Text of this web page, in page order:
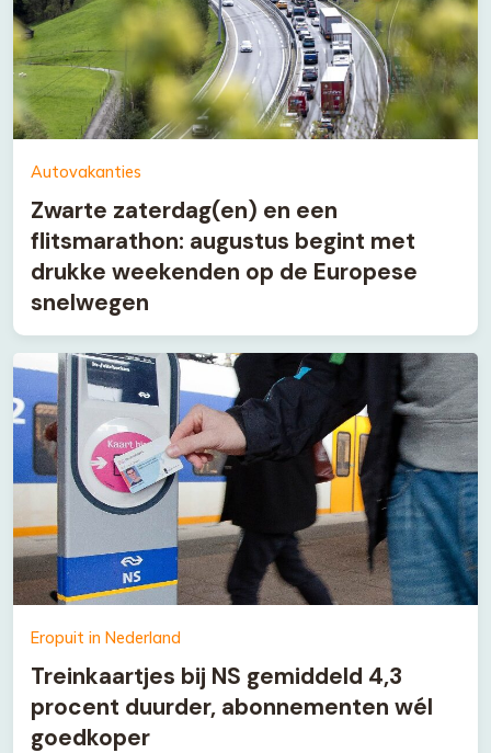
Autovakanties
Zwarte zaterdag(en) en een
flitsmarathon: augustus begint met
drukke weekenden op de Europese
snelwegen
Eropuit in Nederland
Treinkaartjes bij NS gemiddeld 4,3
procent duurder, abonnementen wél
goedkoper